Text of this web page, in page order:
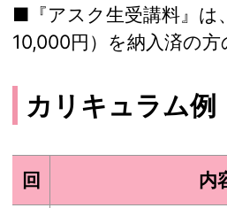
■『アスク生受講料』は
10,000円）を納入済の方
カリキュラム例
回 内